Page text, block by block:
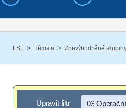
ESF / Témata / Znevýhodněné
Upravit filtr
Upravit filtr 03